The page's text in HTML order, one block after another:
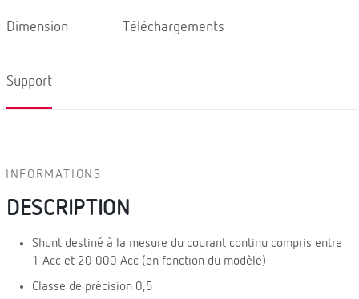
Dimension Téléchargements
Support
INFORMATIONS
DESCRIPTION
Shunt destiné à la mesure du courant continu compris entre
1 Acc et 20 000 Acc (en fonction du modèle)
Classe de précision 0,5